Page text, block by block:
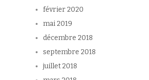
février 2020
mai 2019
décembre 2018
septembre 2018
juillet 2018